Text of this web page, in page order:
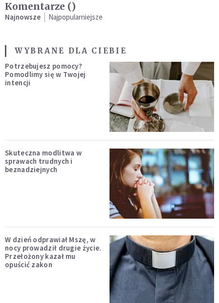
Komentarze ()
Najnowsze Najpopularniejsze
WYBRANE DLA CIEBIE
Potrzebujesz pomocy?
Pomodlimy się w Twojej
intencji
Skuteczna modlitwa w
sprawach trudnych i
beznadziejnych
W dzień odprawiał Mszę, w
nocy prowadził drugie życie.
Przełożony kazał mu
opuścić zakon